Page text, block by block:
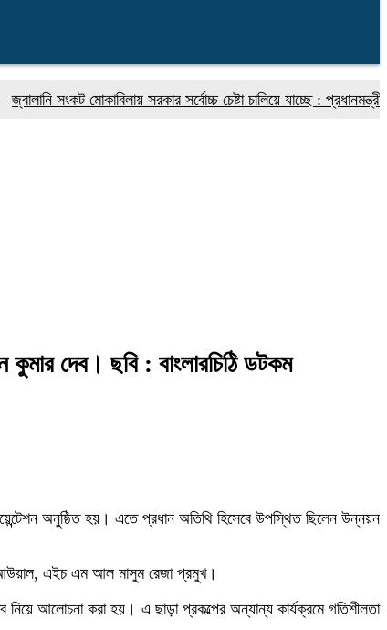
সংকট মোকাবিলায় সরকার সর্বোচ্চ চেষ্টা চালিয়ে যাচ্ছে : প্রধানমন্ত্রী
দেব। ছবি : বাংলারচিঠি ডটকম
অনুষ্ঠিত হয়। এতে প্রধান অতিথি হিসেবে উপস্থিত ছিলেন উন্নয়ন
আউয়াল, এইচ এম আল মাসুম রেজা প্রমুখ।
আলোচনা করা হয়। এ ছাড়া প্রকল্পের অন্যান্য কার্যক্রমে গতিশীলতা